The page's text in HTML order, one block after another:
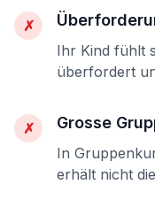
✗
Ihr Kind fühlt
überfordert
✗ Grosse
In
erhält nicht